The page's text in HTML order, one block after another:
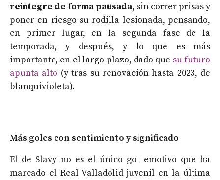
reintegre de forma pausada, sin correr prisas y
poner en riesgo su rodilla lesionada, pensando,
en primer lugar, en la segunda fase de la
temporada, y después, y lo que es más
importante, en el largo plazo, dado que su futuro
apunta alto (y tras su renovación hasta 2023, de
blanquivioleta).
Más goles con sentimiento y significado
El de Slavy no es el único gol emotivo que ha
marcado el Real Valladolid juvenil en la última